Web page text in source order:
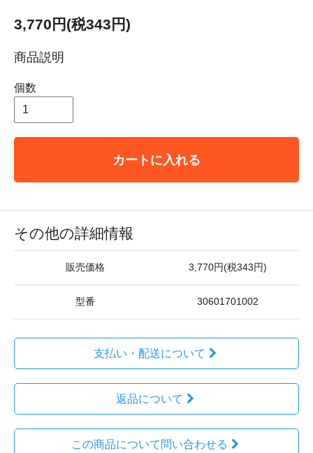
3,770円(税343円)
商品説明
個数
カートに入れる
その他の詳細情報
販売価格 3,770円(税343円)
型番 30601701002
支払い・配送について
返品について
この商品について問い合わせる